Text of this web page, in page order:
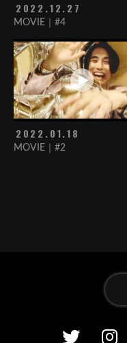
2022.12.27
MOVIE｜#4
2022.01.18
MOVIE｜#2